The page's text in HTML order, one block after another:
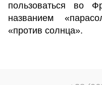
пользоваться во
названием
«против солнца».